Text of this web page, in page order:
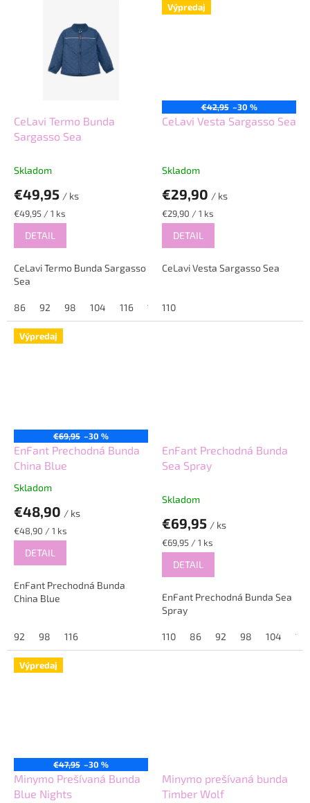
CeLavi Termo Bunda
Sargasso Sea
Skladom
€49,95 / ks
Jednotková
cena:
€49,95 / 1 ks
DETAIL
CeLavi Termo Bunda Sargasso
Sea
86 92 98 104 116 128
Výpredaj
€42,95 –30 %
CeLavi Vesta Sargasso Sea
Skladom
€29,90 / ks
Jednotková
cena:
€29,90 / 1 ks
DETAIL
CeLavi Vesta Sargasso Sea
110
Výpredaj
€69,95 –30 %
EnFant Prechodná Bunda
China Blue
Priemerné
produktu
je
5,0
5
hviezdičiek.
Skladom
€48,90 / ks
Jednotková
cena:
€48,90 / 1 ks
DETAIL
EnFant Prechodná Bunda
China Blue
92 98 116
EnFant Prechodná Bunda
Sea Spray
Skladom
€69,95 / ks
Jednotková
cena:
€69,95 / 1 ks
DETAIL
EnFant Prechodná Bunda Sea
Spray
110 86 92 98 104 122
Výpredaj
€47,95 –30 %
Minymo Prešívaná Bunda
Blue Nights
Minymo prešívaná bunda
Timber Wolf